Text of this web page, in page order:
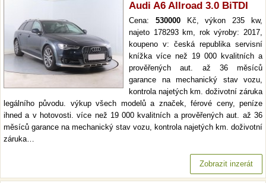
Audi A6 Allroad 3.0 BiTDI
Cena: 530000Kč, výkon 235 kw,
najeto 178293 km, rok výroby: 2017,
koupeno v: česká republika servisní
knížka více než 19 000 kvalitních a
prověřených aut. až 36 měsíců
garance na mechanický stav vozu,
kontrola najetých km. doživotní záruka
legálního původu. výkup všech modelů a značek, férové ceny, peníze
ihned a v hotovosti. více než 19 000 kvalitních a prověřených aut. až 36
měsíců garance na mechanický stav vozu, kontrola najetých km. doživotní
záruka…
Zobrazit inzerát